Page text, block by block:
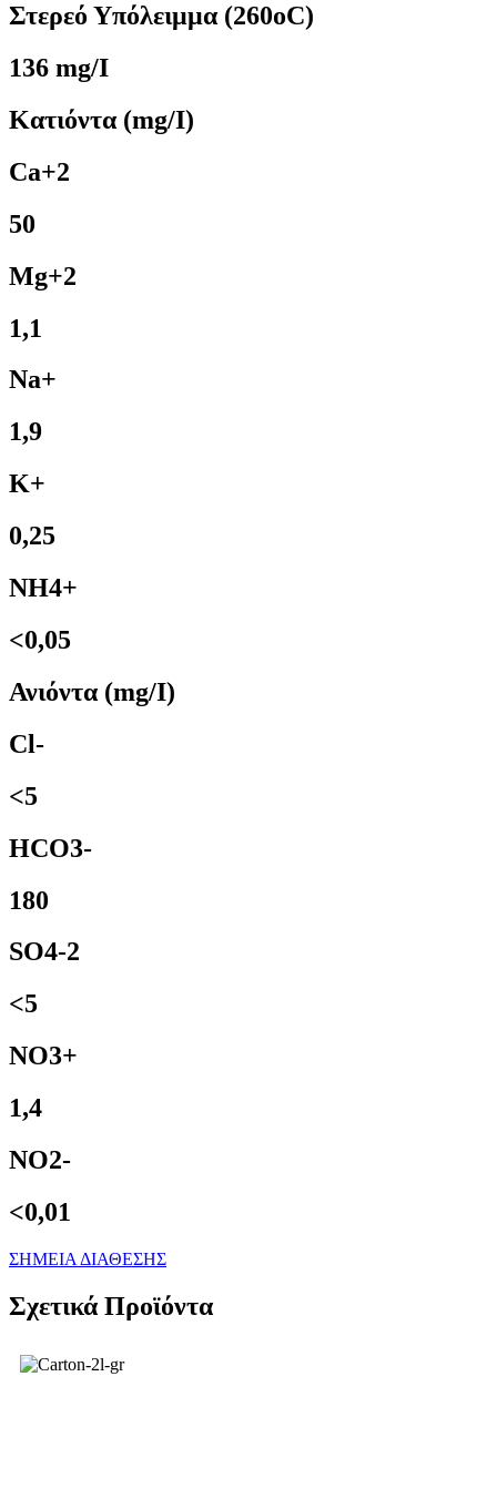
Στερεό Υπόλειμμα (260oC)
136 mg/I
Κατιόντα (mg/I)
Ca+2
50
Mg+2
1,1
Na+
1,9
K+
0,25
NH4+
<0,05
Ανιόντα (mg/I)
Cl-
<5
HCO3-
180
SO4-2
<5
NO3+
1,4
NO2-
<0,01
ΣΗΜΕΙΑ ΔΙΑΘΕΣΗΣ
Σχετικά Προϊόντα